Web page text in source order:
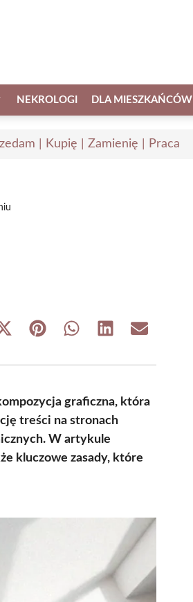
NEKROLOGI DLA MIESZKAŃCÓW
| Kupię | Zamienię | Praca
Share
(Twitter)
Share Share Share Share
graficzna, która
treści na stronach
W artykule
kluczowe zasady, które